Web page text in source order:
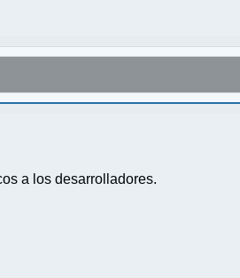
a los desarrolladores.